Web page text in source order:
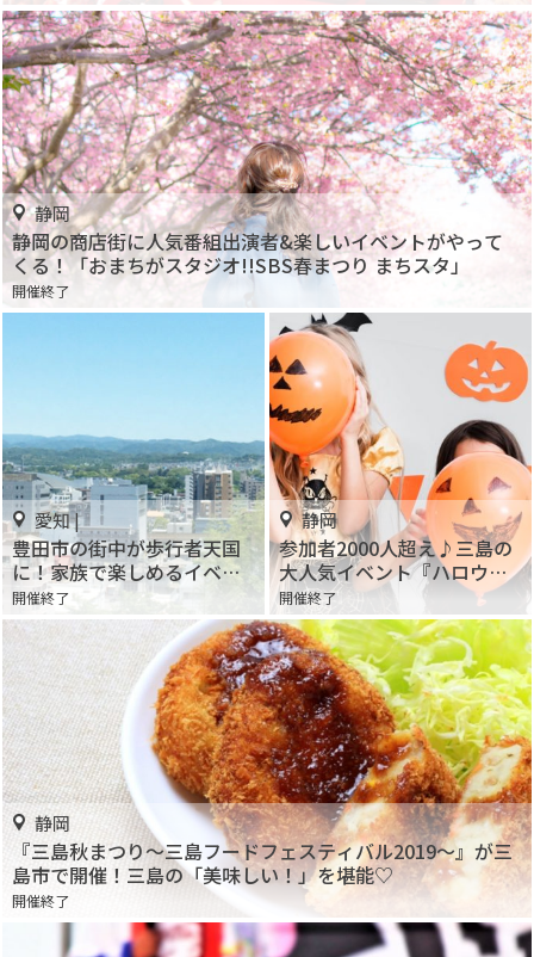
静岡
静岡の商店街に人気番組出演者&楽しいイベントがやって
くる！「おまちがスタジオ!!SBS春まつり まちスタ」
開催終了
愛知 |
豊田市の街中が歩行者天国
に！家族で楽しめるイベン
トがいっぱい「ふれ愛フェ
スタ2019」
開催終了
静岡
参加者2000人超え♪三島の
大人気イベント『ハロウィ
ン・パレードinみしま
2019』が今年も開催！
開催終了
静岡
『三島秋まつり～三島フードフェスティバル2019～』が三
島市で開催！三島の「美味しい！」を堪能♡
開催終了